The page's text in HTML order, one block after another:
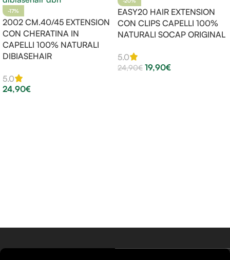
-17%
2002 CM.40/45 EXTENSION
CON CHERATINA IN
CAPELLI 100% NATURALI
DIBIASEHAIR
5.0
24,90€
EASY20 HAIR EXTENSION
CON CLIPS CAPELLI 100%
NATURALI SOCAP ORIGINAL
5.0
24,90€ 19,90€